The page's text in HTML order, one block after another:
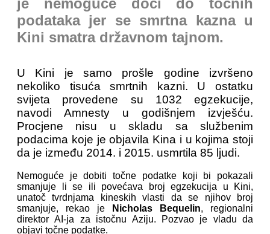
je nemoguće doći do točnih
podataka jer se smrtna kazna u
Kini smatra državnom tajnom.
U Kini je samo prošle godine izvršeno
nekoliko tisuća smrtnih kazni. U ostatku
svijeta provedene su 1032 egzekucije,
navodi Amnesty u godišnjem izvješću.
Procjene nisu u skladu sa službenim
podacima koje je objavila Kina i u kojima stoji
da je između 2014. i 2015. usmrtila 85 ljudi.
Nemoguće je dobiti točne podatke koji bi pokazali
smanjuje li se ili povećava broj egzekucija u Kini,
unatoč tvrdnjama kineskih vlasti da se njihov broj
smanjuje, rekao je
Nicholas Bequelin, regionalni
direktor AI-ja za istočnu Aziju. Pozvao je vladu da
objavi točne podatke.